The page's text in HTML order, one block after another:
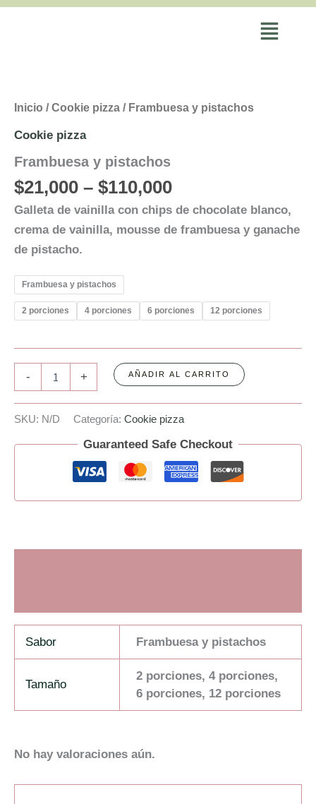
Ir
Inicio /Cookie pizza / Frambuesa y pistachos
Cookie pizza
Frambuesa y pistachos
$21,000 – $110,000
$21,000
Galleta de vainilla con chips de chocolate blanco,
crema de vainilla, mousse de frambuesa y ganache
de pistacho.
Frambuesa y pistachos
2 porciones 4 porciones 6 porciones 12 porciones
-
cantidad
+ AÑADIR AL CARRITO
SKU: N/D Categoría: Cookie pizza
Guaranteed Safe Checkout
Sabor Frambuesa y pistachos
Tamaño
2 porciones, 4 porciones,
6 porciones, 12 porciones
No hay valoraciones aún.